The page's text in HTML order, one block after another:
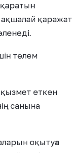
қаражат
төлем
еткен
санына
оқытуға